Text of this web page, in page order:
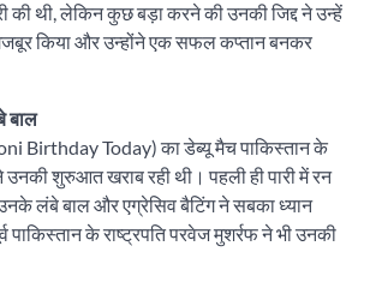
की थी, लेकिन कुछ बड़ा करने की उनकी जिद्द ने उन्हें
किया और उन्होंने एक सफल कप्तान बनकर
बाल
Birthday Today) का डेब्यू मैच पाकिस्तान के
शुरुआत खराब रही थी। पहली ही पारी में रन
लंबे बाल और एग्रेसिव बैटिंग ने सबका ध्यान
पाकिस्तान के राष्ट्रपति परवेज मुशर्रफ ने भी उनकी